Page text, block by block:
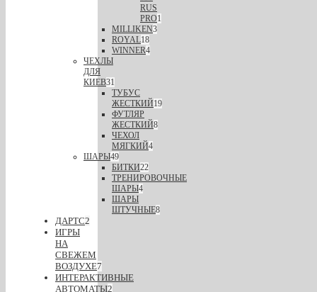
RUS
PRO1
MILLIKEN3
ROYAL18
WINNER4
ЧЕХЛЫ
ДЛЯ
КИЕВ31
ТУБУС
ЖЕСТКИЙ19
ФУТЛЯР
ЖЕСТКИЙ8
ЧЕХОЛ
МЯГКИЙ4
ШАРЫ49
БИТКИ22
ТРЕНИРОВОЧНЫЕ
ШАРЫ4
ШАРЫ
ШТУЧНЫЕ8
ДАРТС2
ИГРЫ
НА
СВЕЖЕМ
ВОЗДУХЕ7
ИНТЕРАКТИВНЫЕ
АВТОМАТЫ2